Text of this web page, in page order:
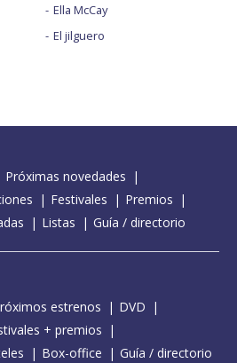
Ella McCay
El jilguero
Próximas novedades
Festivales
Premios
Listas Guía / directorio
estrenos
DVD
+ premios
Box-office Guía / directorio